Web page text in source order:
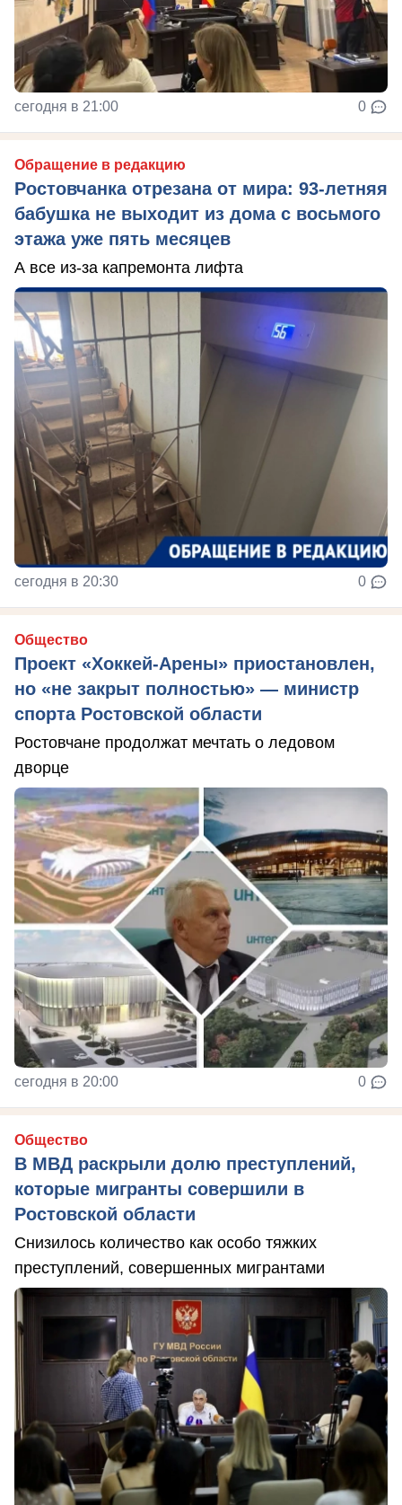
сегодня в 21:00 0
Обращение в редакцию
Ростовчанка отрезана от мира: 93-летняя
бабушка не выходит из дома с восьмого
этажа уже пять месяцев
А все из-за капремонта лифта
сегодня в 20:30 0
Общество
Проект «Хоккей-Арены» приостановлен,
но «не закрыт полностью» — министр
спорта Ростовской области
Ростовчане продолжат мечтать о ледовом
дворце
сегодня в 20:00 0
Общество
В МВД раскрыли долю преступлений,
которые мигранты совершили в
Ростовской области
Снизилось количество как особо тяжких
преступлений, совершенных мигрантами